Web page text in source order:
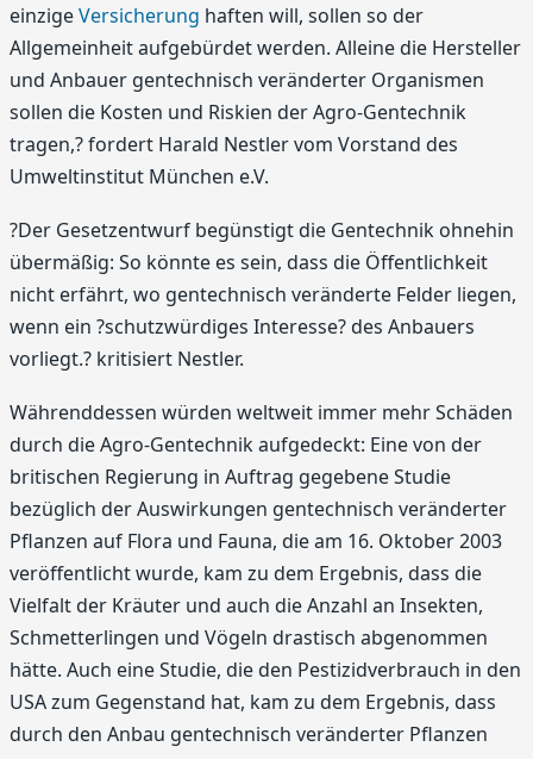
einzigeVersicherung haften will, sollen so der
Allgemeinheit aufgebürdet werden. Alleine die Hersteller
und Anbauer gentechnisch veränderter Organismen
sollen die Kosten und Riskien der Agro-Gentechnik
tragen,? fordert Harald Nestler vom Vorstand des
Umweltinstitut München e.V.
?Der Gesetzentwurf begünstigt die Gentechnik ohnehin
übermäßig: So könnte es sein, dass die Öffentlichkeit
nicht erfährt, wo gentechnisch veränderte Felder liegen,
wenn ein ?schutzwürdiges Interesse? des Anbauers
vorliegt.? kritisiert Nestler.
Währenddessen würden weltweit immer mehr Schäden
durch die Agro-Gentechnik aufgedeckt: Eine von der
britischen Regierung in Auftrag gegebene Studie
bezüglich der Auswirkungen gentechnisch veränderter
Pflanzen auf Flora und Fauna, die am 16. Oktober 2003
veröffentlicht wurde, kam zu dem Ergebnis, dass die
Vielfalt der Kräuter und auch die Anzahl an Insekten,
Schmetterlingen und Vögeln drastisch abgenommen
hätte. Auch eine Studie, die den Pestizidverbrauch in den
USA zum Gegenstand hat, kam zu dem Ergebnis, dass
durch den Anbau gentechnisch veränderter Pflanzen